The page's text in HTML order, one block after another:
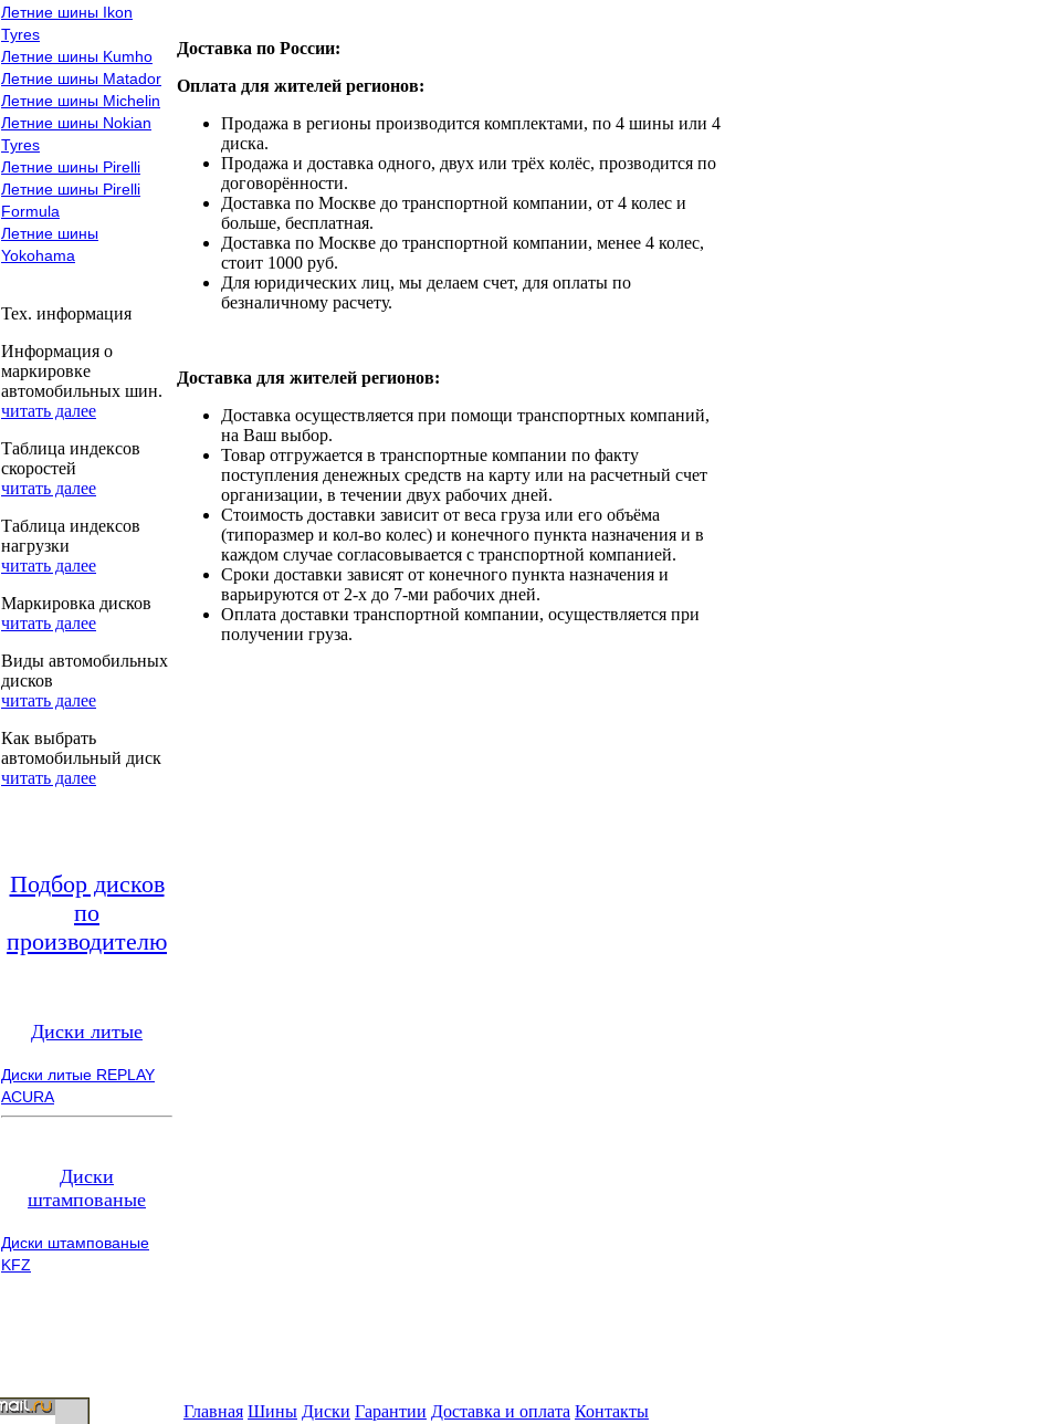
Летние шины Ikon
Tyres
Летние шины Kumho
Летние шины Matador
Летние шины Michelin
Летние шины Nokian
Tyres
Летние шины Pirelli
Летние шины Pirelli
Formula
Летние шины
Yokohama
Тех. информация
Информация о
маркировке
автомобильных шин.
читать далее
Таблица индексов
скоростей
читать далее
Таблица индексов
нагрузки
читать далее
Маркировка дисков
читать далее
Виды автомобильных
дисков
читать далее
Как выбрать
автомобильный диск
читать далее
Подбор дисков
по
производителю
Диски литые
Диски литые REPLAY
ACURA
Диски
штампованые
Диски штампованые
KFZ
Доставка по России:
Оплата для жителей регионов:
Продажа в регионы производится комплектами, по 4 шины или 4
диска.
Продажа и доставка одного, двух или трёх колёс, прозводится по
договорённости.
Доставка по Москве до транспортной компании, от 4 колес и
больше, бесплатная.
Доставка по Москве до транспортной компании, менее 4 колес,
стоит 1000 руб.
Для юридических лиц, мы делаем счет, для оплаты по
безналичному расчету.
Доставка для жителей регионов:
Доставка осуществляется при помощи транспортных компаний,
на Ваш выбор.
Товар отгружается в транспортные компании по факту
поступления денежных средств на карту или на расчетный счет
организации, в течении двух рабочих дней.
Стоимость доставки зависит от веса груза или его объёма
(типоразмер и кол-во колес) и конечного пункта назначения и в
каждом случае согласовывается с транспортной компанией.
Сроки доставки зависят от конечного пункта назначения и
варьируются от 2-х до 7-ми рабочих дней.
Оплата доставки транспортной компании, осуществляется при
получении груза.
Главная Шины Диски Гарантии Доставка и оплата Контакты